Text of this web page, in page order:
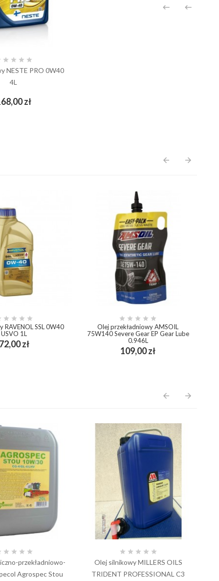
 
   
NESTE PRO 0W40
4L
złCena
add_shopping_cart
arrow_back arrow_forward
   
RAVENOL SSL 0W40
USVO 1L
72,00 złCena
add_shopping_cart
    
Olej przekładniowy AMSOIL
75W140 Severe Gear EP Gear Lube
0.946L
109,00 złCena
add_shopping_cart
arrow_back arrow_forward
   
przekładniowo-
Agrospec Stou
    
Olej silnikowy MILLERS OILS
TRIDENT PROFESSIONAL C3